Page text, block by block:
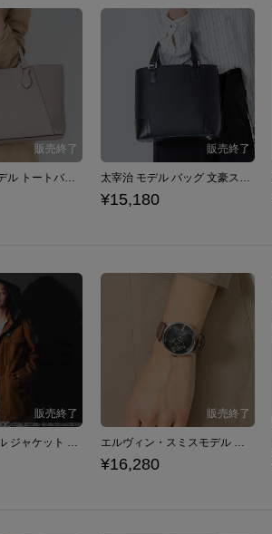
織田作之助 モデル トートバッグ 文豪ストレイドッグス 黒の時代 太宰治 モデル バッグ 文豪ストレイドッグス 黒の時代
¥15,180
調査兵団 モデル ジャケット 進撃の巨人 エルヴィン・スミスモデル 腕時計 進撃の巨人
¥16,280